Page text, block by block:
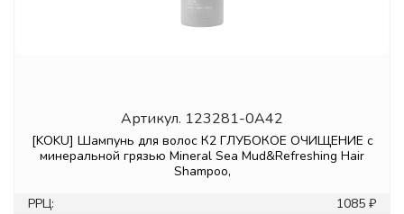
Артикул. 123281-0A42
[KOKU] Шампунь для волос К2 ГЛУБОКОЕ ОЧИЩЕНИЕ с
минеральной грязью Mineral Sea Mud&Refreshing Hair
Shampoo,
РРЦ:
1085 ₽